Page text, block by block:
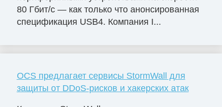
80 Гбит/с — как только что анонсированная
спецификация USB4. Компания I...
OCS предлагает сервисы StormWall для
защиты от DDoS-рисков и хакерских атак